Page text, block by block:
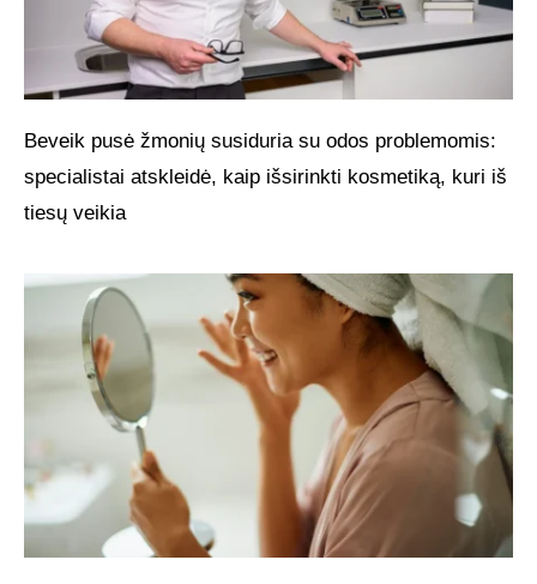
Beveik pusė žmonių susiduria su odos problemomis:
specialistai atskleidė, kaip išsirinkti kosmetiką, kuri iš
tiesų veikia